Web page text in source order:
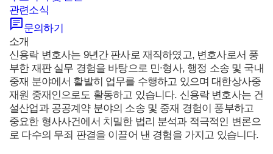
관련소식
문의하기
소개
신용락 변호사는 9년간 판사로 재직하였고, 변호사로서 풍
부한 재판 실무 경험을 바탕으로 민∙형사, 행정 소송 및 국내
중재 분야에서 활발히 업무를 수행하고 있으며 대한상사중
재원 중재인으로도 활동하고 있습니다. 신용락 변호사는 건
설산업과 공공계약 분야의 소송 및 중재 경험이 풍부하고
중요한 형사사건에서 치밀한 법리 분석과 적극적인 변론으
로 다수의 무죄 판결을 이끌어 낸 경험을 가지고 있습니다.